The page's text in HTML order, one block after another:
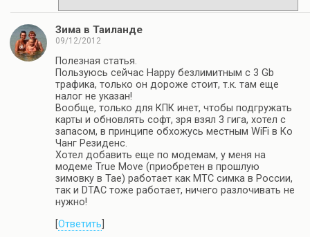
Зима в Таиланде
09/12/2012
Полезная статья.
Пользуюсь сейчас Happy безлимитным с 3 Gb
трафика, только он дороже стоит, т.к. там еще
налог не указан!
Вообще, только для КПК инет, чтобы подгружать
карты и обновлять софт, зря взял 3 гига, хотел с
запасом, в принципе обхожусь местным WiFi в Ко
Чанг Резиденс.
Хотел добавить еще по модемам, у меня на
модеме True Move (приобретен в прошлую
зимовку в Тае) работает как МТС симка в России,
так и DTAC тоже работает, ничего разлочивать не
нужно!
Ответить